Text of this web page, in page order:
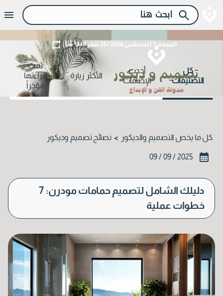
الجمعة، 7 أغسطس 2026 / 23 صفر 1448 هـ
كل
التصنيفات
أحدث
الإضافات
الأكثر زيارة
تمت
قراءتها
مؤخراً
كل ما يخص التصميم والديكور > نصائح تصميم وديكور
2025 / 09 / 09
دليلك الشامل لتصميم حمامات مودرن: 7
خطوات عملية